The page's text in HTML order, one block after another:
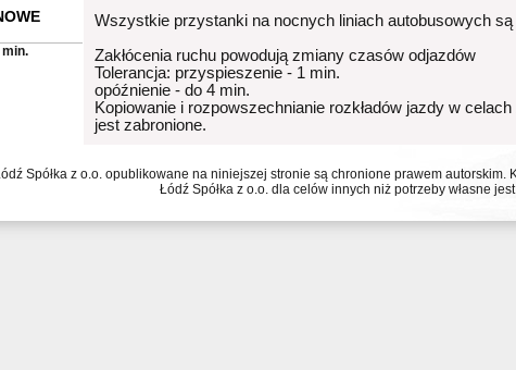
Wszystkie przystanki na nocnych liniach autobusowych są
Zakłócenia ruchu powodują zmiany czasów odjazdów
Tolerancja: przyspieszenie - 1 min.
opóźnienie - do 4 min.
Kopiowanie i rozpowszechnianie rozkładów jazdy w
jest zabronione.
min.
Spółka z o.o. opublikowane na niniejszej stronie są chronione prawem
Łódź Spółka z o.o. dla celów innych niż potrzeby własne